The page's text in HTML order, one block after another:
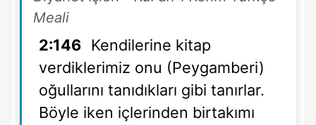
Meali
2:146
Kendilerine kitap
verdiklerimiz onu (Peygamberi)
oğullarını tanıdıkları gibi tanırlar.
Böyle iken içlerinden birtakımı